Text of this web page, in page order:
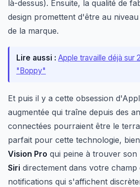
là-dessus). Ensuite, la qualité de
design promettent d'être au
de la marque.
Lire aussi : Apple travaille déjà sur
"Boppy"
Et puis il y a cette obsession
augmentée qui traîne depuis des
connectées pourraient être le
parfait pour cette technologie,
Vision Pro qui peine à trouver son
Siri directement dans votre champ
notifications qui s'affichent